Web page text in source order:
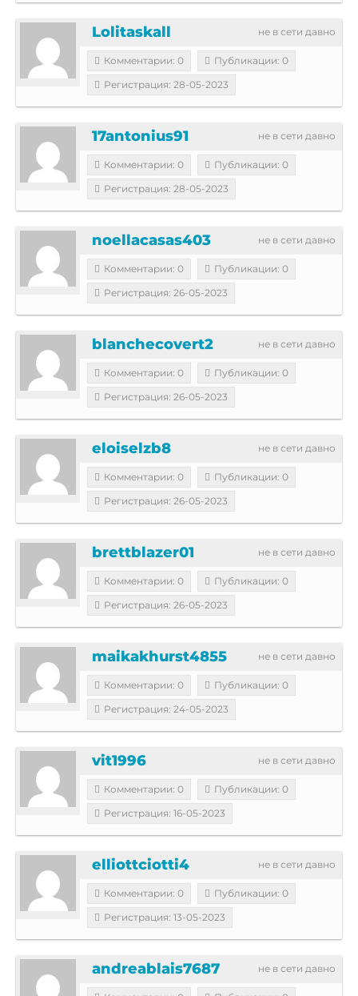
не в сети давно
Lolitaskall
Комментарии: 0
Публикации: 0
Регистрация: 28-05-2023
не в сети давно
17antonius91
Комментарии: 0
Публикации: 0
Регистрация: 28-05-2023
не в сети давно
noellacasas403
Комментарии: 0
Публикации: 0
Регистрация: 26-05-2023
не в сети давно
blanchecovert2
Комментарии: 0
Публикации: 0
Регистрация: 26-05-2023
не в сети давно
eloiselzb8
Комментарии: 0
Публикации: 0
Регистрация: 26-05-2023
не в сети давно
brettblazer01
Комментарии: 0
Публикации: 0
Регистрация: 26-05-2023
не в сети давно
maikakhurst4855
Комментарии: 0
Публикации: 0
Регистрация: 24-05-2023
не в сети давно
vit1996
Комментарии: 0
Публикации: 0
Регистрация: 16-05-2023
не в сети давно
elliottciotti4
Комментарии: 0
Публикации: 0
Регистрация: 13-05-2023
не в сети давно
andreablais7687